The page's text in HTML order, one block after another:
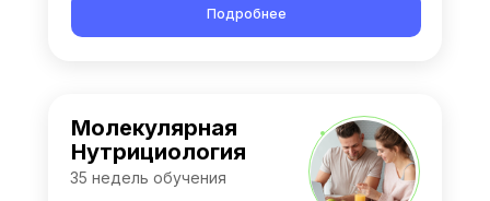
Подробнее
Молекулярная
Нутрициология
35 недель обучения